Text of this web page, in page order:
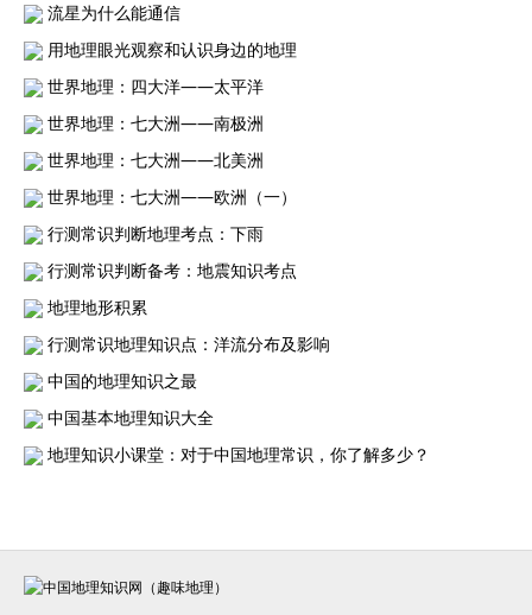
流星为什么能通信
用地理眼光观察和认识身边的地理
世界地理：四大洋——太平洋
世界地理：七大洲——南极洲
世界地理：七大洲——北美洲
世界地理：七大洲——欧洲（一）
行测常识判断地理考点：下雨
行测常识判断备考：地震知识考点
地理地形积累
行测常识地理知识点：洋流分布及影响
中国的地理知识之最
中国基本地理知识大全
地理知识小课堂：对于中国地理常识，你了解多少？